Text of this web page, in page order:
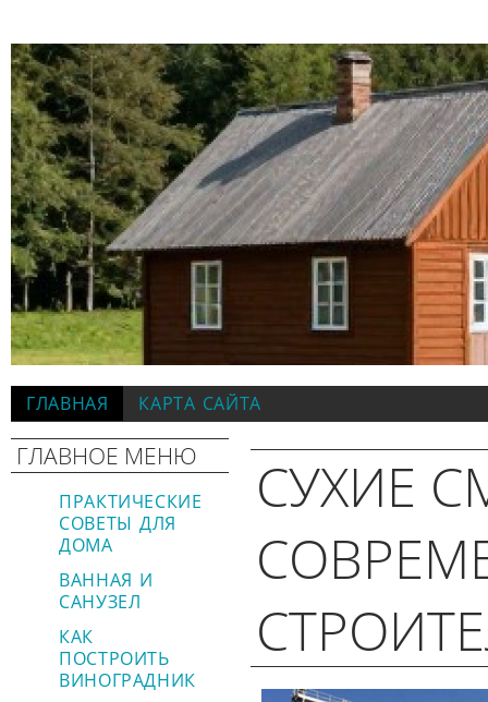
ГЛАВНАЯ КАРТА САЙТА
ГЛАВНОЕ МЕНЮ
ПРАКТИЧЕСКИЕ
СОВЕТЫ ДЛЯ
ДОМА
ВАННАЯ И
САНУЗЕЛ
КАК
ПОСТРОИТЬ
ВИНОГРАДНИК
СУХИЕ